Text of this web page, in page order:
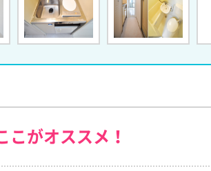
こがオススメ！